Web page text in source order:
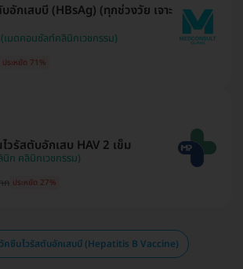
อักเสบบี (HBsAg) (ทุกช่วงวัย เจาะ
มดคอนซัลท์คลินิกเวชกรรม)
ประหยัด 71%
วรัสตับอักเสบ HAV 2 เข็ม
ก คลินิกเวชกรรม)
ท ประหยัด 27%
ซีนไวรัสตับอักเสบบี (Hepatitis B Vaccine)